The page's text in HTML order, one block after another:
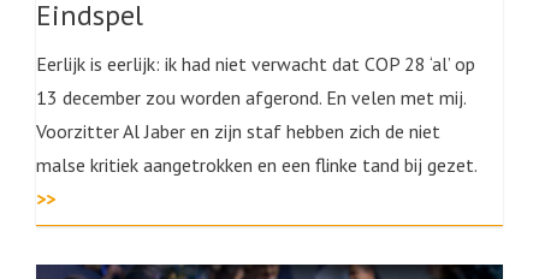
Eindspel
Eerlijk is eerlijk: ik had niet verwacht dat COP 28 ‘al’ op
13 december zou worden afgerond. En velen met mij.
Voorzitter Al Jaber en zijn staf hebben zich de niet
malse kritiek aangetrokken en een flinke tand bij gezet.
>>